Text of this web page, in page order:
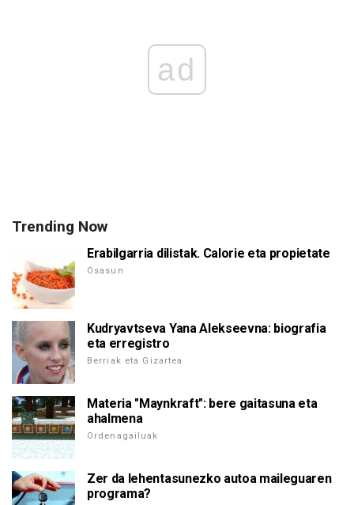
ad
Trending Now
Erabilgarria dilistak. Calorie eta propietate
Osasun
Kudryavtseva Yana Alekseevna: biografia
eta erregistro
Berriak eta Gizartea
Materia "Maynkraft": bere gaitasuna eta
ahalmena
Ordenagailuak
Zer da lehentasunezko autoa maileguaren
programa?